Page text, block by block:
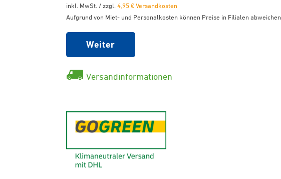
inkl. MwSt. / zzgl. 4,95 € Versandkosten
Aufgrund von Miet- und Personalkosten können Preise in Filialen abweichen.
Weiter
Versandinformationen